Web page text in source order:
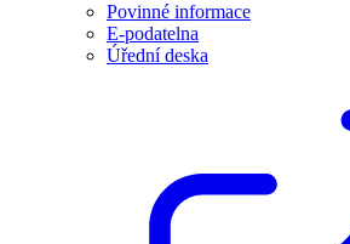
Povinné informace
E-podatelna
Úřední deska